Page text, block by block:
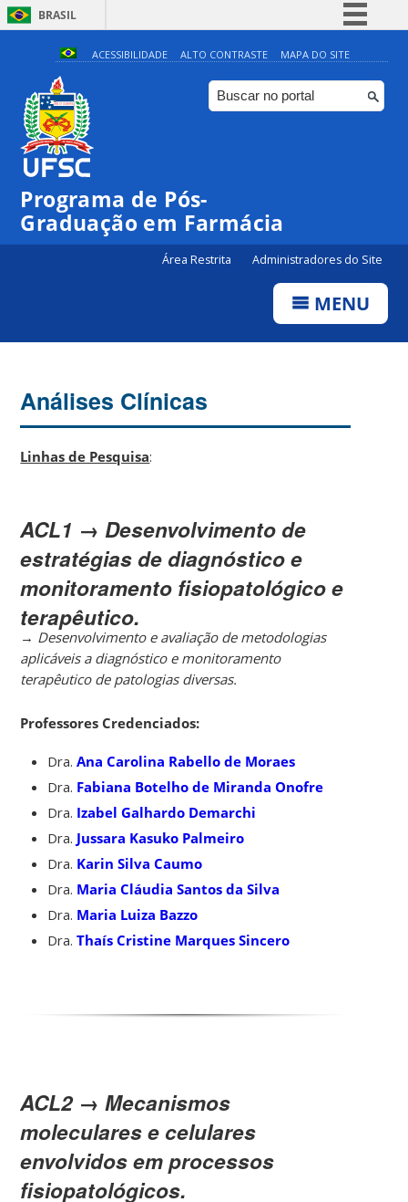
BRASIL
Simplifique!
Comunica BR
Participe
ACESSIBILIDADE ALTO CONTRASTE MAPA DO SITE
Programa de Pós-
Graduação em Farmácia
Área Restrita Administradores do Site
MENU
Análises Clínicas
Linhas de Pesquisa:
ACL1 → Desenvolvimento de
estratégias de diagnóstico e
monitoramento fisiopatológico e
terapêutico.
→ Desenvolvimento e avaliação de metodologias
aplicáveis a diagnóstico e monitoramento
terapêutico de patologias diversas.
Professores Credenciados:
Dra.Ana Carolina Rabello de Moraes
Dra. Fabiana Botelho de Miranda Onofre
Dra. Izabel Galhardo Demarchi
Dra. Jussara Kasuko Palmeiro
Dra. Karin Silva Caumo
Dra. Maria Cláudia Santos da Silva
Dra. Maria Luiza Bazzo
Dra.Thaís Cristine Marques Sincero
ACL2 → Mecanismos
moleculares e celulares
envolvidos em processos
fisiopatológicos.